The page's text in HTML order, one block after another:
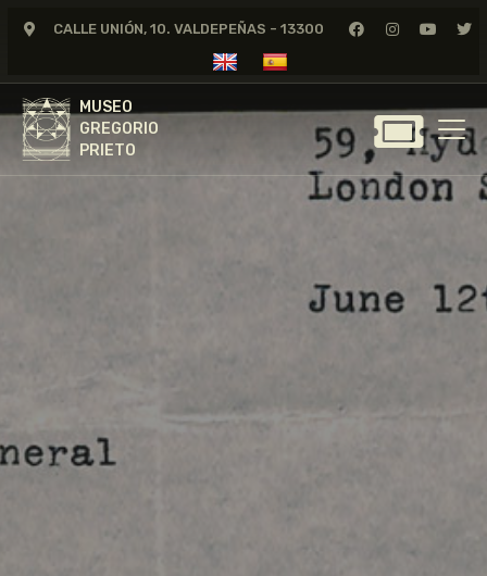
CALLE UNIÓN, 10. VALDEPEÑAS - 13300
MUSEO
GREGORIO
PRIETO
MUSEO
GREGORIO
PRIETO
GREGORIO PRIETO
CERTAMEN DE DIBUJO